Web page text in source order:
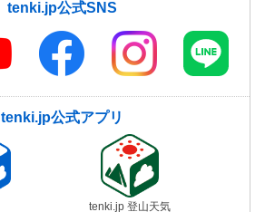
tenki.jp公式SNS
tenki.jp公式アプリ
tenki.jp 登山天気